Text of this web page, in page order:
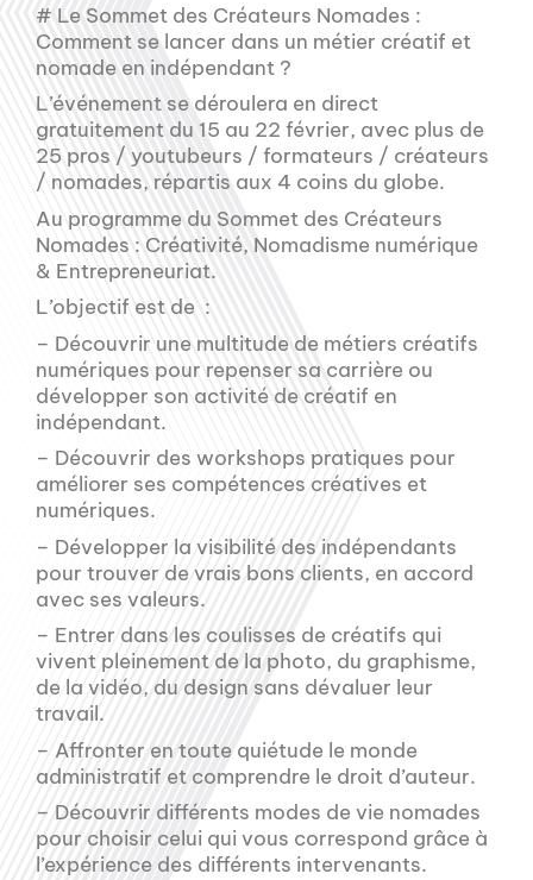
# Le Sommet des Créateurs Nomades :
Comment se lancer dans un métier créatif et
nomade en indépendant ?
L’événement se déroulera en direct
gratuitement du 15 au 22 février, avec plus de
25 pros / youtubeurs / formateurs / créateurs
/ nomades, répartis aux 4 coins du globe.
Au programme du Sommet des Créateurs
Nomades : Créativité, Nomadisme numérique
& Entrepreneuriat.
L’objectif est de :
– Découvrir une multitude de métiers créatifs
numériques pour repenser sa carrière ou
développer son activité de créatif en
indépendant.
– Découvrir des workshops pratiques pour
améliorer ses compétences créatives et
numériques.
– Développer la visibilité des indépendants
pour trouver de vrais bons clients, en accord
avec ses valeurs.
– Entrer dans les coulisses de créatifs qui
vivent pleinement de la photo, du graphisme,
de la vidéo, du design sans dévaluer leur
travail.
– Affronter en toute quiétude le monde
administratif et comprendre le droit d’auteur.
– Découvrir différents modes de vie nomades
pour choisir celui qui vous correspond grâce à
l’expérience des différents intervenants.